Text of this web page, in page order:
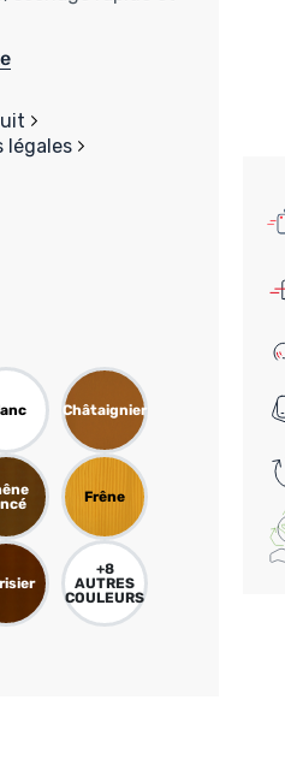
légales
Châtaignier
Frêne
+8
AUTRES
COULEURS